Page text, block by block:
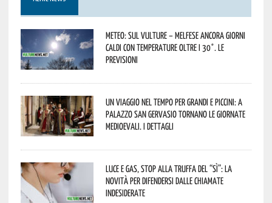
Meteo: sul Vulture – melfese ancora giorni
caldi con temperature oltre i 30°. Le
previsioni
Un viaggio nel tempo per grandi e piccini: a
Palazzo San Gervasio tornano le Giornate
Medioevali. I dettagli
Luce e gas, stop alla truffa del “Sì”: la
novità per difendersi dalle chiamate
indesiderate